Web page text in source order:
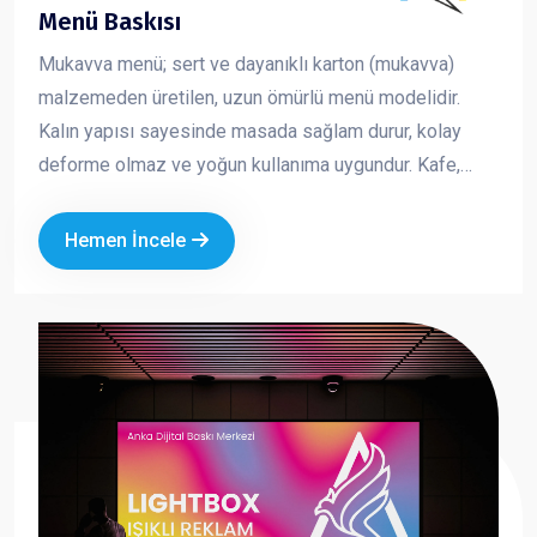
Menü Baskısı
Mukavva menü; sert ve dayanıklı karton (mukavva)
malzemeden üretilen, uzun ömürlü menü modelidir.
Kalın yapısı sayesinde masada sağlam durur, kolay
deforme olmaz ve yoğun kullanıma uygundur. Kafe,
pratik bir çözümdür. Marka kimliğinizi güçlü ve düzenli
bir şekilde yansıtmanıza yardımcı olur.
Hemen İncele